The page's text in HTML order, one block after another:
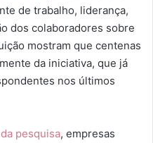
de trabalho, liderança,
dos colaboradores sobre
mostram que centenas
da iniciativa, que já
nos últimos
pesquisa, empresas